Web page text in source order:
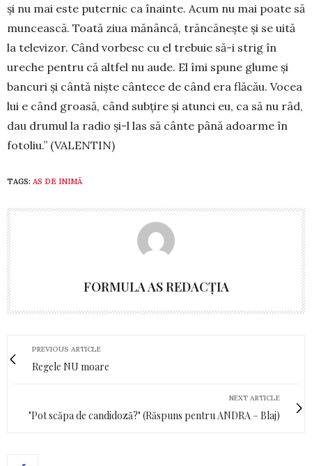
și nu mai este puternic ca înainte. Acum nu mai poate să
muncească. Toată ziua mănâncă, trăncănește și se uită
la televizor. Când vorbesc cu el trebuie să-i strig în
ureche pentru că altfel nu aude. El îmi spune glume și
bancuri și cântă niște cântece de când era flăcău. Vocea
lui e când groasă, când subțire și atunci eu, ca să nu râd,
dau drumul la radio și-l las să cânte până adoar­me în
fotoliu.” ­(VA­LENTIN)
TAGS: AS DE INIMĂ
FORMULA AS REDACȚIA
PREVIOUS ARTICLE
Regele NU moare
NEXT ARTICLE
"Pot scăpa de candidoză?" (Răspuns pentru ANDRA – Blaj)